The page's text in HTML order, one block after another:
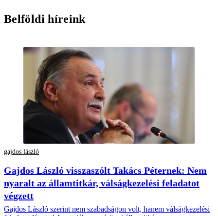
Belföldi híreink
gajdos lászló
Gajdos László visszaszólt Takács Péternek: Nem
nyaralt az államtitkár, válságkezelési feladatot
végzett
Gajdos László szerint nem szabadságon volt, hanem válságkezelési